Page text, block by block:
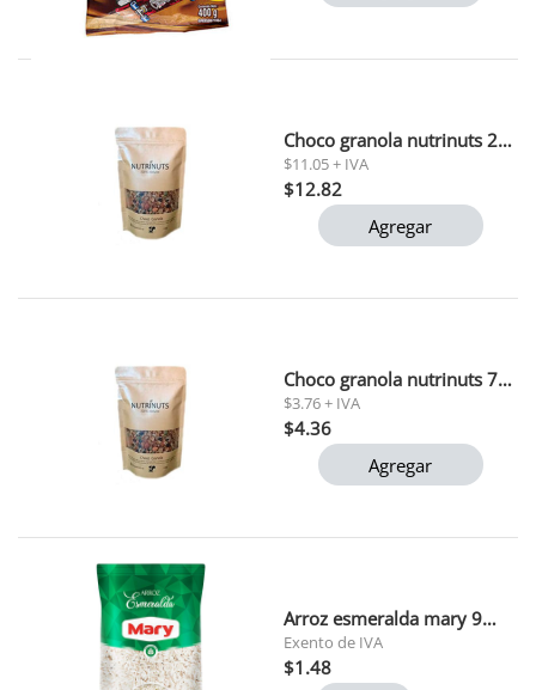
Choco granola nutrinuts 230 gr
$11.05 + IVA
$12.82
Agregar
Choco granola nutrinuts 70gr
$3.76 + IVA
$4.36
Agregar
Arroz esmeralda mary 900 gr
Exento de IVA
$1.48